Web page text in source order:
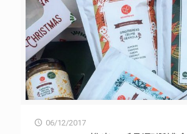
06/12/2017